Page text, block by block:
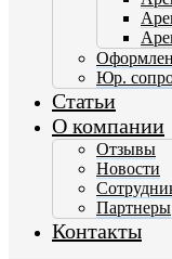
Юр.
Статьи
О компании
Отзывы
Новости
Партнеры
Контакты